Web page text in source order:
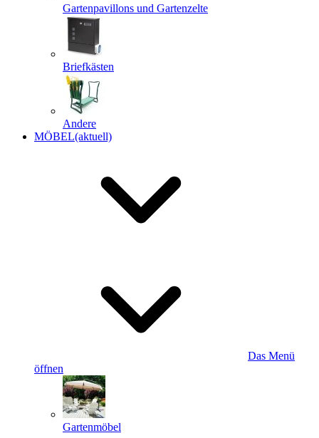
Gartenpavillons und Gartenzelte
Briefkästen
Andere
MÖBEL(aktuell)
Das Menü
öffnen
Gartenmöbel